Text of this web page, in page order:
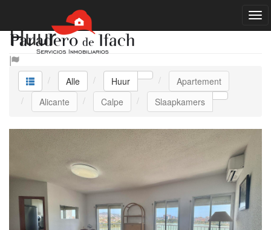
Huur
Alle Huur
Apartement
Alicante
Calpe Slaapkamers